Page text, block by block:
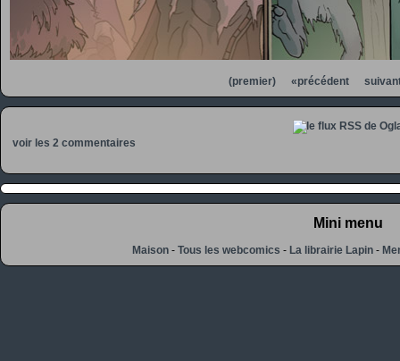
(premier) «précédent
voir les 2 commentaires
Mini menu
Maison -Tous les webcomics -La librairie Lapin -